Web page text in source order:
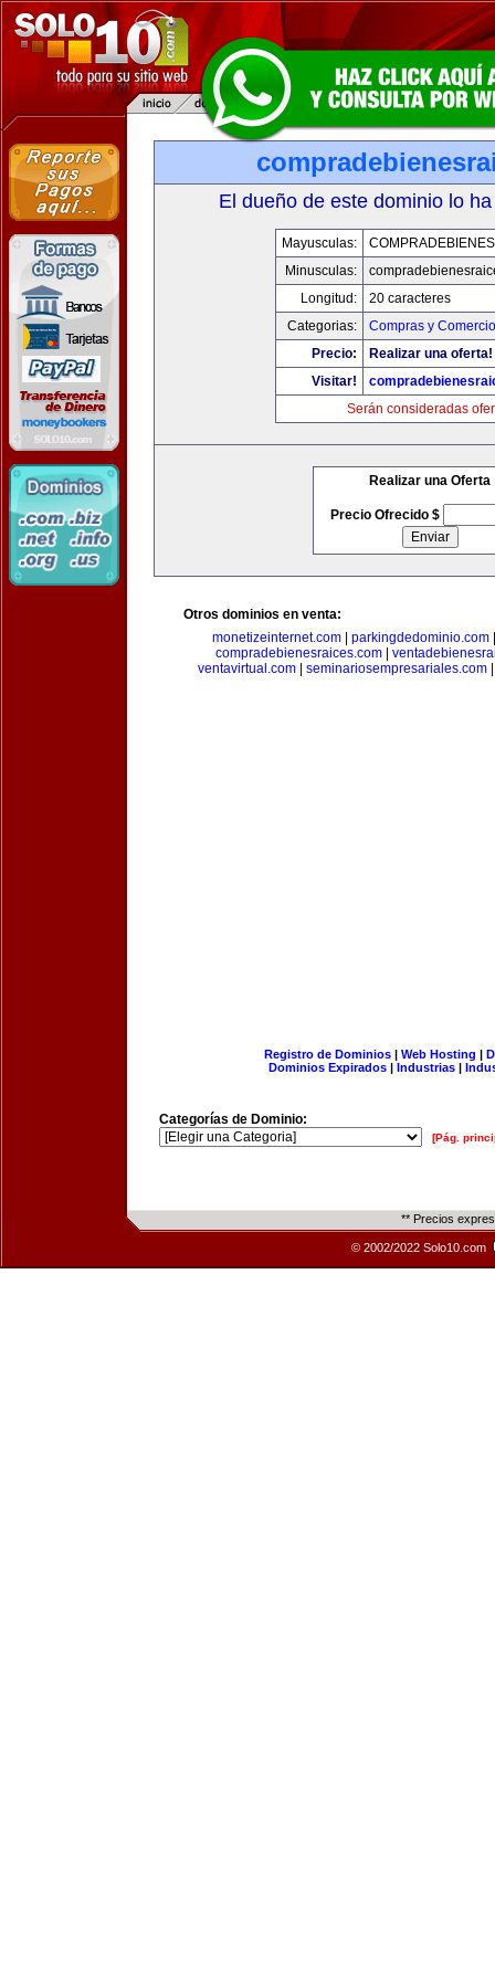
El dueño de este dominio lo
Mayusculas:
Minusculas:
Longitud:
20 caracteres
Categorias:
Compras y
Precio:
Realizar una oferta!
Visitar!
Serán consideradas
Realizar una Oferta
Precio Ofrecido $
Otros dominios en venta:
monetizeinternet.com| parkingdedominio.com
compradebienesraices.com
ventavirtual.com
seminariosempresariales.com
Registro de Dominios| Web Hosting |
Dominios Expirados | Industrias |
Categorías de Dominio:
[Pág.
** Precios
© 2002/2022 Solo10.com